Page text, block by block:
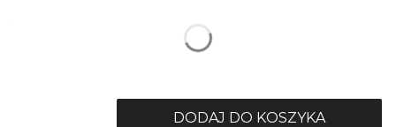
DODAJ DO KOSZYKA